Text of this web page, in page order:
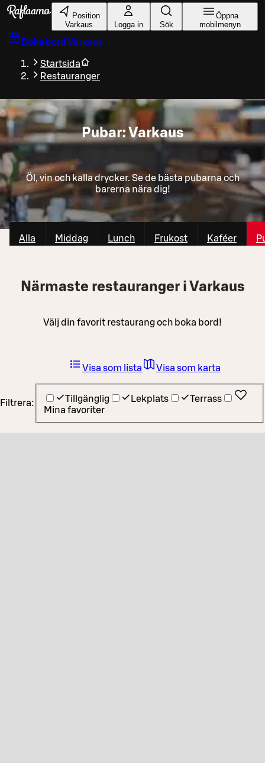
Gå till huvudinnehållet
Position
Varkaus
Logga in Sök
Öppna
mobilmenyn
Boka bord Varkaus
Startsida
Restauranger
Pubar: Varkaus
Öl, vin och kalla drycker. Se de bästa pubarna och
barerna nära dig!
Alla Middag Lunch Frukost Kaféer
Närmaste restauranger i Varkaus
Välj din favorit restaurang och boka bord!
Filtrera: Tillgänglig Lekplats
Terrass
Mina favoriter
Visa som lista Visa som karta